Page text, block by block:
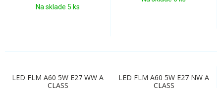
Na sklade 5 ks
LED FLM A60 5W E27 WW A
CLASS
LED FLM A60 5W E27 NW A
CLASS